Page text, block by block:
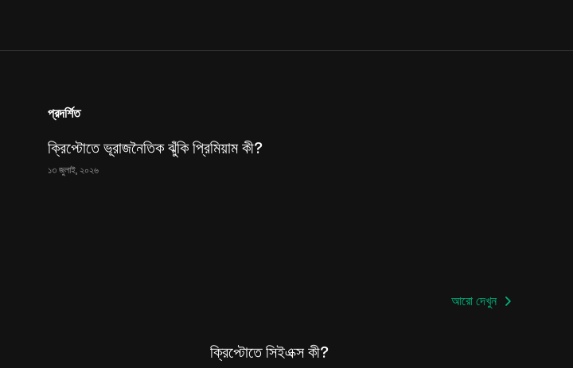
প্রদর্শিত
ক্রিপ্টোতে ভূরাজনৈতিক ঝুঁকি প্রিমিয়াম কী?
১৩ জুলাই, ২০২৬
আরো দেখুন
ক্রিপ্টোতে সিইএক্স কী?